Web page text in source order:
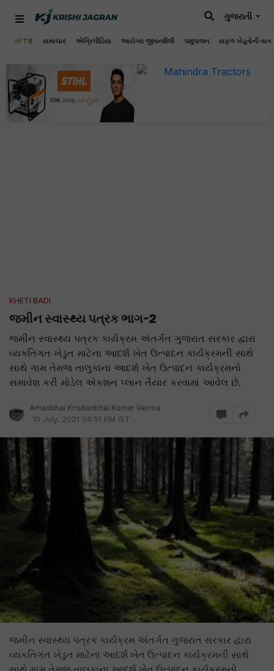
#FTB સમાચાર એગ્રિપીડિયા આરોગ્ય જીવનશૈલી પશુપાલન સફળ ખેડૂતોની વાત
ગુજરાતી
KHETI BADI
જમીન સ્વાસ્થ્ય પત્રક ભાગ-2
જમીન સ્વાસ્થ્ય પત્રક કાર્યક્રમ અંતર્ગત ગુજરાત સરકાર દ્વારા
વ્યકતિગત ખેડુત માટેના આદર્શ ખેત ઉત્પાદન કાર્યક્રમની સાથે
સાથે ગામ તેમજ તાલુકાના આદર્શ ખેત ઉત્પાદન કાર્યક્રમનો
સમાવેશ કરી મોડેલ એકશન પ્લાન તૈયાર કરવામાં આવેલ છે.
Amanbhai Krishanbhai Kumar Verma
10 July, 2021 04:51 PM IST
જમીન સ્વાસ્થ્ય પત્રક કાર્યક્રમ અંતર્ગત ગુજરાત સરકાર દ્વારા
વ્યકતિગત ખેડુત માટેના આદર્શ ખેત ઉત્પાદન કાર્યક્રમની સાથે